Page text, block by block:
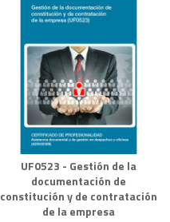
UF0523 - Gestión de la
documentación de
constitución y de contratación
de la empresa